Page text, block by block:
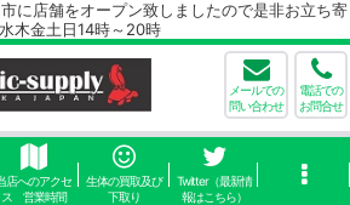
オープン致しましたので是非お立ち寄
金土日14時～20時
メールでの
問い合わせ
電話での
お問合せ
店へのアクセ
ス 営業時間
生体の買取及び
下取り
Twitter（最新情
報はこちら）